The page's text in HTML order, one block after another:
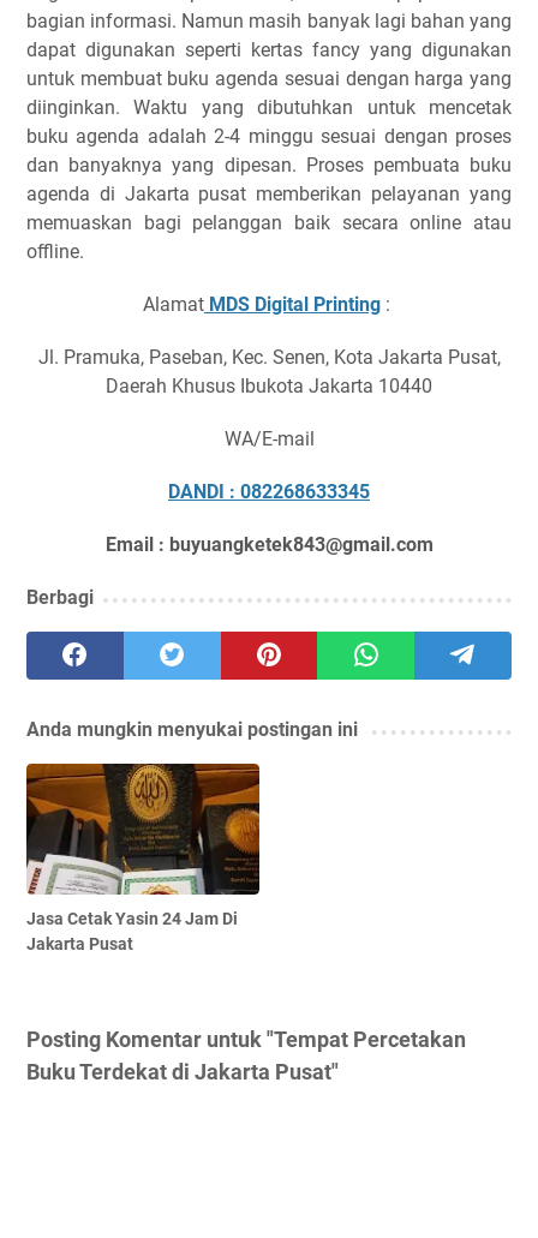
bagian informasi. Namun masih banyak lagi bahan yang
dapat digunakan seperti kertas fancy yang digunakan
untuk membuat buku agenda sesuai dengan harga yang
diinginkan. Waktu yang dibutuhkan untuk mencetak
buku agenda adalah 2-4 minggu sesuai dengan proses
dan banyaknya yang dipesan. Proses pembuata buku
agenda di Jakarta pusat memberikan pelayanan yang
memuaskan bagi pelanggan baik secara online atau
offline.
Alamat MDS Digital Printing :
Jl. Pramuka, Paseban, Kec. Senen, Kota Jakarta Pusat,
Daerah Khusus Ibukota Jakarta 10440
WA/E-mail
DANDI : 082268633345
Email : buyuangketek843@gmail.com
Berbagi
Anda mungkin menyukai postingan ini
Jasa Cetak Yasin 24 Jam Di
Jakarta Pusat
Posting Komentar untuk "Tempat Percetakan
Buku Terdekat di Jakarta Pusat"